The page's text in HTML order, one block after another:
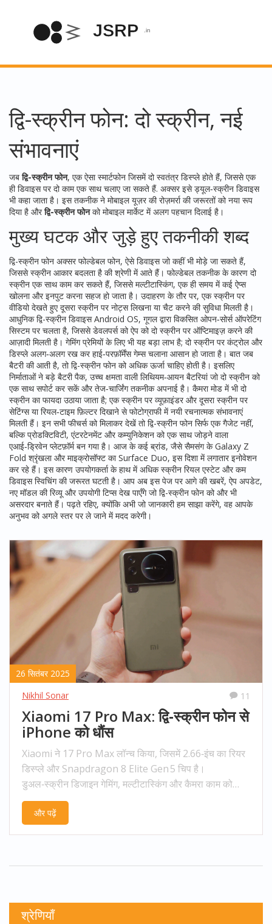
द्वि-स्क्रीन फोन: दो स्क्रीन, नई
संभावनाएं
जबद्वि-स्क्रीन फोन, एक ऐसा स्मार्टफोन जिसमें दो स्वतंत्र डिस्प्ले होते हैं, जिससे एक
ही डिवाइस पर दो काम एक साथ चलाए जा सकते हैं. अक्सर इसेड्यूल‑स्क्रीन डिवाइस
भी कहा जाता है। इस तकनीक ने मोबाइल यूज़र की रोज़मर्रा की जरूरतों को नया रूप
दिया है औरद्वि-स्क्रीन फोनको मोबाइल मार्केट में अलग पहचान दिलाई है।
मुख्य घटक और जुड़े हुए तकनीकी शब्द
द्वि-स्क्रीन फोन अक्सरफोल्डेबल फोन, ऐसे डिवाइस जो कहीं भी मोड़े जा सकते हैं,
जिससे स्क्रीन आकार बदलता है की श्रेणी में आते हैं। फोल्डेबल तकनीक के कारण दो
स्क्रीन एक साथ काम कर सकते हैं, जिससेमल्टीटास्किंग, एक ही समय में कई ऐप्स
खोलना और इनपुट करनासहज हो जाता है। उदाहरण के तौर पर, एक स्क्रीन पर
वीडियो देखते हुए दूसरा स्क्रीन पर नोट्स लिखना या चैट करने की सुविधा मिलती है।
आधुनिक द्वि-स्क्रीन डिवाइसAndroid OS, गूगल द्वारा विकसित ओपन‑सोर्स ऑपरेटिंग
सिस्टमपर चलता है, जिससे डेवलपर्स को ऐप को दो स्क्रीन पर ऑप्टिमाइज़ करने की
आज़ादी मिलती है। गेमिंग प्रेमियों के लिए भी यह बड़ा लाभ है; दो स्क्रीन पर कंट्रोल और
डिस्प्ले अलग‑अलग रख कर हाई‑परफ़ॉर्मेंस गेम्स चलाना आसान हो जाता है। बात जब
बैटरी की आती है, तो द्वि-स्क्रीन फोन को अधिक ऊर्जा चाहिए होती है। इसलिए
निर्माताओं ने बड़े बैटरी पैक, उच्च क्षमता वाली लिथियम‑आयन बैटरियां जो दो स्क्रीन को
एक साथ सपोर्ट कर सकेंऔर तेज‑चार्जिंग तकनीक अपनाई है। कैमरा मोड में भी दो
स्क्रीन का फायदा उठाया जाता है; एक स्क्रीन पर व्यूफ़ाइंडर और दूसरा स्क्रीन पर
सेटिंग्स या रियल‑टाइम फ़िल्टर दिखाने से फोटोग्राफी में नयी रचनात्मक संभावनाएं
मिलती हैं। इन सभी फीचर्स को मिलाकर देखें तो द्वि-स्क्रीन फोन सिर्फ एक गैजेट नहीं,
बल्कि प्रोडक्टिविटी, एंटरटेनमेंट और कम्युनिकेशन को एक साथ जोड़ने वाला
एआई‑ड्रिवेन प्लेटफ़ॉर्म बन गया है। आज के कई ब्रांड, जैसे सैमसंग के Galaxy Z
Fold श्रृंखला और माइक्रोसॉफ्ट का Surface Duo, इस दिशा में लगातार इनोवेशन
कर रहे हैं। इस कारण उपयोगकर्ता के हाथ में अधिक स्क्रीन रियल एस्टेट और कम
डिवाइस स्विचिंग की जरूरत घटती है। आप अब इस पेज पर आगे की खबरें, ऐप अपडेट,
नए मॉडल की रिव्यू और उपयोगी टिप्स देख पाएँगे जो द्वि-स्क्रीन फोन को और भी
असरदार बनाते हैं। पढ़ते रहिए, क्योंकि अभी जो जानकारी हम साझा करेंगे, वह आपके
अनुभव को अगले स्तर पर ले जाने में मदद करेगी।
26 सितंबर 2025
Nikhil Sonar
11
Xiaomi 17 Pro Max: द्वि‑स्क्रीन फोन से
iPhone को धौंस
Xiaomi ने 17 Pro Max लॉन्च किया, जिसमें 2.66‑इंच का रियर
डिस्प्ले और Snapdragon 8 Elite Gen 5 चिप है।
डुअल‑स्क्रीन डिजाइन गेमिंग, मल्टीटास्किंग और कैमरा काम को
आसान बनाता है। फ़्लेक्सिबल पिन, QR कोड और इमोजी
कस्टमाइज़ेशन जैसी नई सुविधाएँ जोड़ता है। यह फ़्लैगशिप Apple
और पढ़ें
श्रेणियाँ